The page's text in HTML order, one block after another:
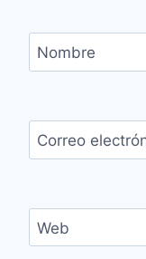
Nombre
Correo
Web